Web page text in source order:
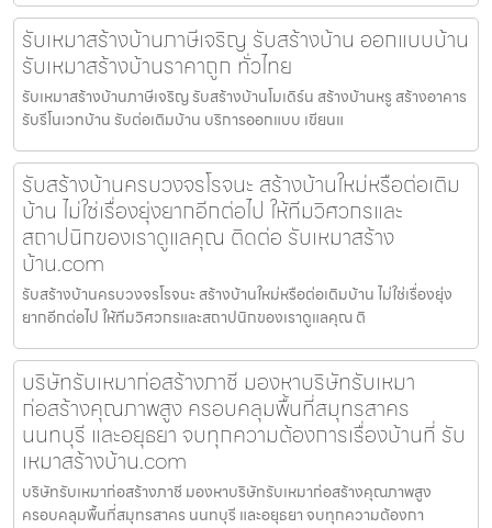
รับเหมาสร้างบ้านภาษีเจริญ รับสร้างบ้าน ออกแบบบ้าน
รับเหมาสร้างบ้านราคาถูก ทั่วไทย
รับเหมาสร้างบ้านภาษีเจริญ รับสร้างบ้านโมเดิร์น สร้างบ้านหรู สร้างอาคาร
รับรีโนเวทบ้าน รับต่อเติมบ้าน บริการออกแบบ เขียนแ
รับสร้างบ้านครบวงจรโรจนะ สร้างบ้านใหม่หรือต่อเติม
บ้าน ไม่ใช่เรื่องยุ่งยากอีกต่อไป ให้ทีมวิศวกรและ
สถาปนิกของเราดูแลคุณ ติดต่อ รับเหมาสร้าง
บ้าน.com
รับสร้างบ้านครบวงจรโรจนะ สร้างบ้านใหม่หรือต่อเติมบ้าน ไม่ใช่เรื่องยุ่ง
ยากอีกต่อไป ให้ทีมวิศวกรและสถาปนิกของเราดูแลคุณ ติ
บริษัทรับเหมาก่อสร้างภาชี มองหาบริษัทรับเหมา
ก่อสร้างคุณภาพสูง ครอบคลุมพื้นที่สมุทรสาคร
นนทบุรี และอยุธยา จบทุกความต้องการเรื่องบ้านที่ รับ
เหมาสร้างบ้าน.com
บริษัทรับเหมาก่อสร้างภาชี มองหาบริษัทรับเหมาก่อสร้างคุณภาพสูง
ครอบคลุมพื้นที่สมุทรสาคร นนทบุรี และอยุธยา จบทุกความต้องกา